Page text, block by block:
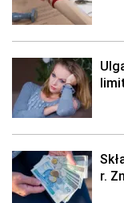
r.